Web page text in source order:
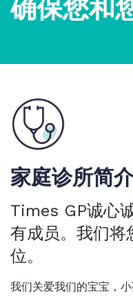
确保您和
家庭诊所简
Times GP诚心
有成员。我们将
位。
我们关爱我们的宝宝，